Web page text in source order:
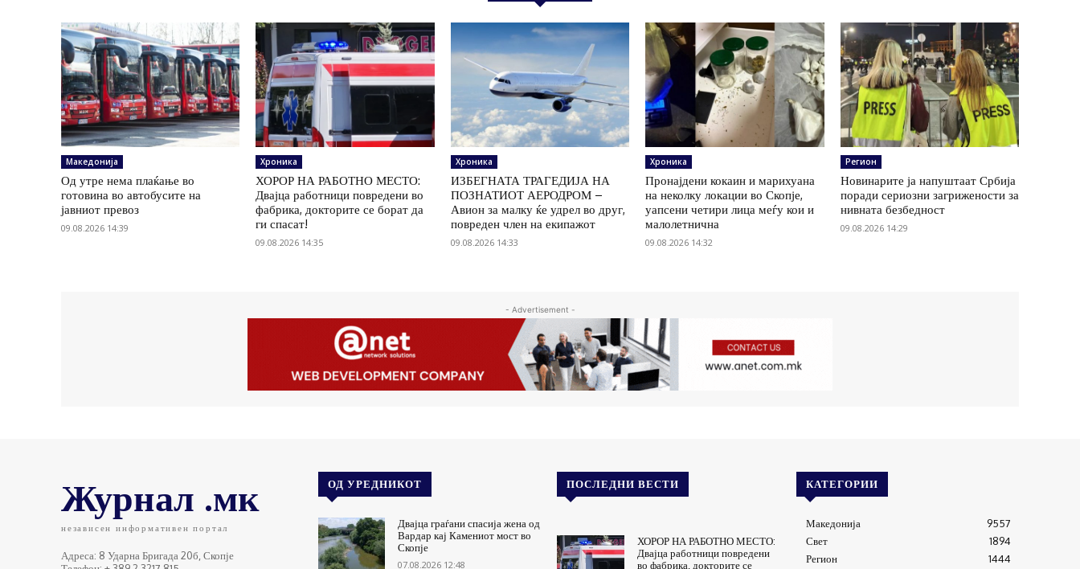
Македонија
Од утре нема плаќање во
готовина во автобусите на
јавниот превоз
09.08.2026 14:39
Хроника
ХОРОР НА РАБОТНО МЕСТО:
Двајца работници повредени во
фабрика, докторите се борат да
ги спасат!
09.08.2026 14:35
Хроника
ИЗБЕГНАТА ТРАГЕДИЈА НА
ПОЗНАТИОТ АЕРОДРОМ –
Авион за малку ќе удрел во друг,
повреден член на екипажот
09.08.2026 14:33
Хроника
Пронајдени кокаин и марихуана
на неколку локации во Скопје,
уапсени четири лица меѓу кои и
малолетнична
09.08.2026 14:32
Регион
Новинарите ја напуштаат Србија
поради сериозни загрижености за
нивната безбедност
09.08.2026 14:29
- Advertisement -
Журнал .мк
независен информативен портал
Адреса: 8 Ударна Бригада 20б, Скопје
ОД УРЕДНИКОТ
Двајца граѓани спасија жена од
Вардар кај Камениот мост во
Скопје
07.08.2026 12:48
ПОСЛЕДНИ ВЕСТИ
ХОРОР НА РАБОТНО МЕСТО:
Двајца работници повредени
во фабрика, докторите се
КАТЕГОРИИ
Македонија
9557
Свет
1894
Регион
1444